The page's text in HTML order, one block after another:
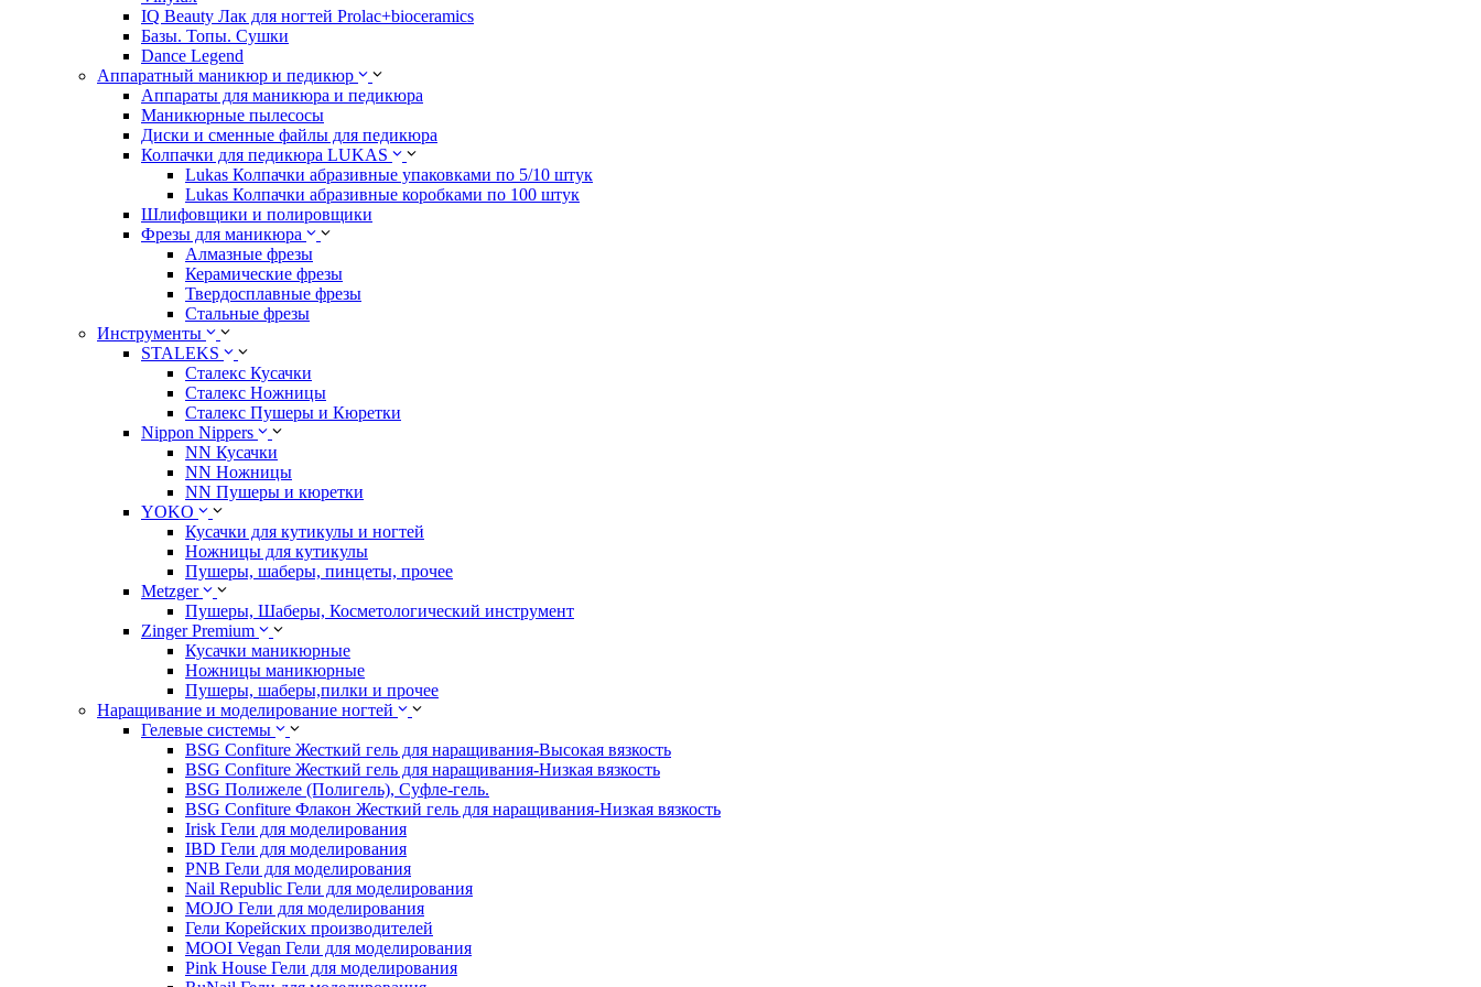
IQ Beauty Лак для ногтей Prolac+bioceramics
Базы. Топы. Сушки
Dance Legend
Аппаратный маникюр и педикюр
Аппараты для маникюра и педикюра
Маникюрные пылесосы
Диски и сменные файлы для педикюра
Колпачки для педикюра LUKAS
Lukas Колпачки абразивные упаковками по 5/10 штук
Lukas Колпачки абразивные коробками по 100 штук
Шлифовщики и полировщики
Фрезы для маникюра
Алмазные фрезы
Керамические фрезы
Твердосплавные фрезы
Стальные фрезы
Инструменты
STALEKS
Сталекс Кусачки
Сталекс Ножницы
Сталекс Пушеры и Кюретки
Nippon Nippers
NN Кусачки
NN Ножницы
NN Пушеры и кюретки
YOKO
Кусачки для кутикулы и ногтей
Ножницы для кутикулы
Пушеры, шаберы, пинцеты, прочее
Metzger
Пушеры, Шаберы, Косметологический инструмент
Zinger Premium
Кусачки маникюрные
Ножницы маникюрные
Пушеры, шаберы,пилки и прочее
Наращивание и моделирование ногтей
Гелевые системы
BSG Confiture Жесткий гель для наращивания-Высокая вязкость
BSG Confiture Жесткий гель для наращивания-Низкая вязкость
BSG Полижеле (Полигель), Суфле-гель.
BSG Confiture Флакон Жесткий гель для наращивания-Низкая вязкость
Irisk Гели для моделирования
IBD Гели для моделирования
PNB Гели для моделирования
Nail Republic Гели для моделирования
MOJO Гели для моделирования
Гели Корейских производителей
MOOI Vegan Гели для моделирования
Pink House Гели для моделирования